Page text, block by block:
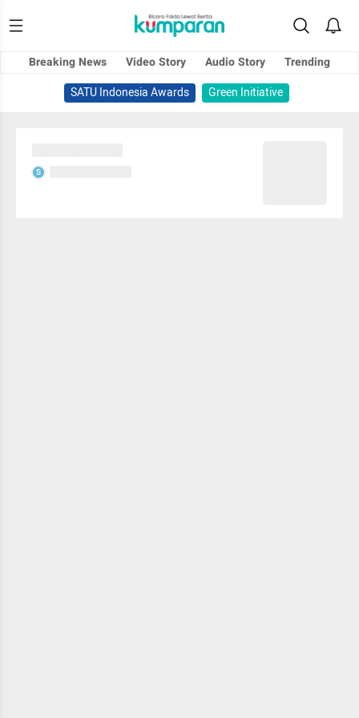
Breaking News Video Story Audio Story
Trending
SATU Indonesia Awards
Green Initiative
S